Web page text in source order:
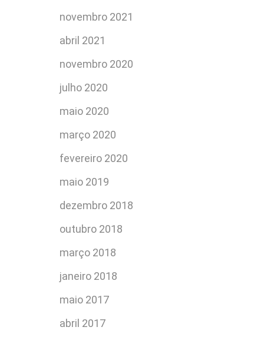
novembro 2021
abril 2021
novembro 2020
julho 2020
maio 2020
março 2020
fevereiro 2020
maio 2019
dezembro 2018
outubro 2018
março 2018
janeiro 2018
maio 2017
abril 2017